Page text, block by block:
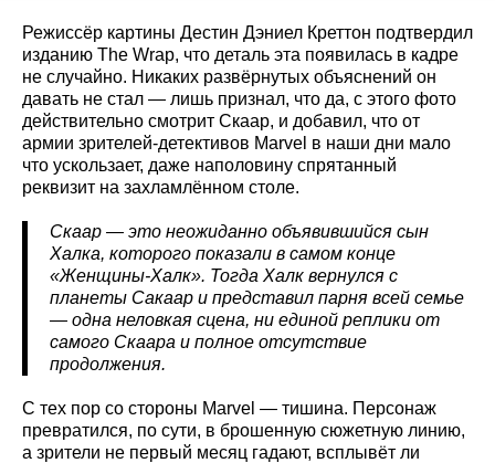
Режиссёр картины Дестин Дэниел Креттон подтвердил
изданию The Wrap, что деталь эта появилась в кадре
не случайно. Никаких развёрнутых объяснений он
давать не стал — лишь признал, что да, с этого фото
действительно смотрит Скаар, и добавил, что от
армии зрителей-детективов Marvel в наши дни мало
что ускользает, даже наполовину спрятанный
реквизит на захламлённом столе.
Скаар — это неожиданно объявившийся сын
Халка, которого показали в самом конце
«Женщины-Халк». Тогда Халк вернулся с
планеты Сакаар и представил парня всей семье
— одна неловкая сцена, ни единой реплики от
самого Скаара и полное отсутствие
продолжения.
С тех пор со стороны Marvel — тишина. Персонаж
превратился, по сути, в брошенную сюжетную линию,
а зрители не первый месяц гадают, всплывёт ли